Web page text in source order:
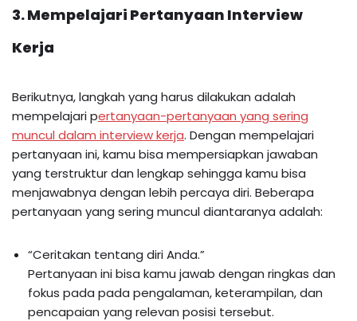
3. Mempelajari Pertanyaan Interview
Kerja
Berikutnya, langkah yang harus dilakukan adalah
mempelajari pertanyaan-pertanyaan yang sering
muncul dalam interview kerja. Dengan mempelajari
pertanyaan ini, kamu bisa mempersiapkan jawaban
yang terstruktur dan lengkap sehingga kamu bisa
menjawabnya dengan lebih percaya diri. Beberapa
pertanyaan yang sering muncul diantaranya adalah:
“Ceritakan tentang diri Anda.”
Pertanyaan ini bisa kamu jawab dengan ringkas dan
fokus pada pada pengalaman, keterampilan, dan
pencapaian yang relevan posisi tersebut.